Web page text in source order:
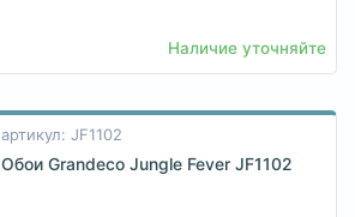
Наличие уточняйте
артикул: JF1102
Обои Grandeco Jungle Fever JF1102